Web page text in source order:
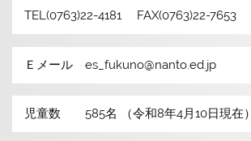
TEL(0763)22-4181 FAX(0763)22-7653
Ｅメール es_fukuno@nanto.ed.jp
児童数 585名 （令和8年4月10日現在）